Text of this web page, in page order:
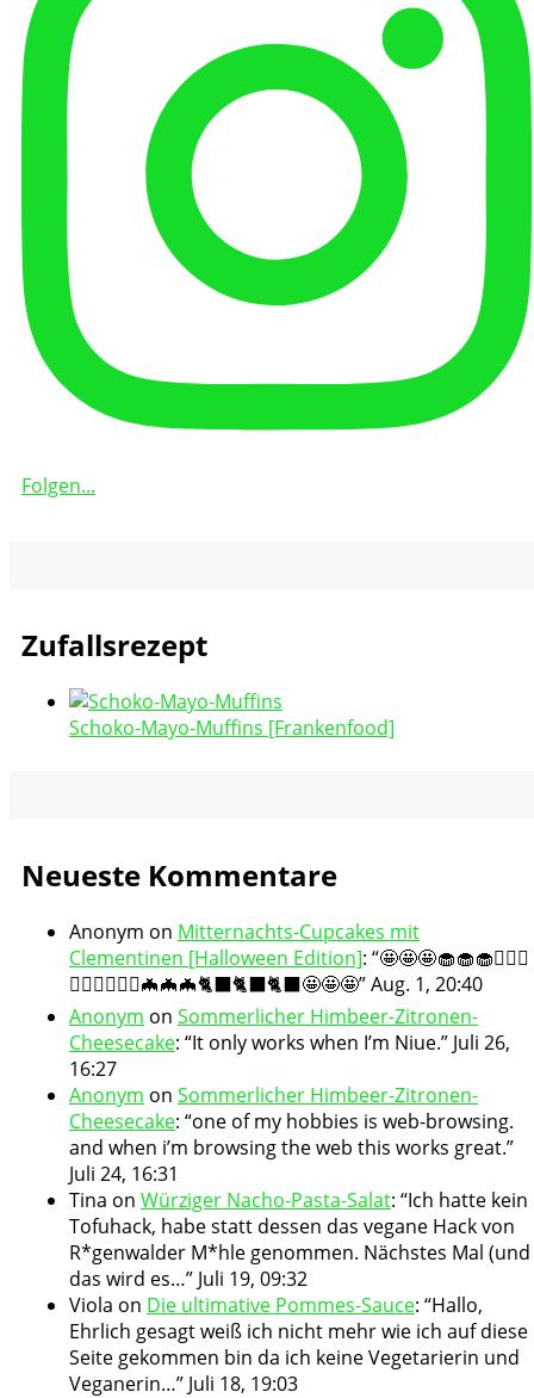
Folgen...
Zufallsrezept
Schoko-Mayo-Muffins [Frankenfood]
Neueste Kommentare
Anonym on Mitternachts-Cupcakes mit
Clementinen [Halloween Edition]: “🤩🤩🤩🧁🧁🧁🧛🏻‍♀️
🧛🏻‍♀️🧛🏻‍♀️🦇🦇🦇🐈‍⬛🐈‍⬛🐈‍⬛🤩🤩🤩”Aug. 1, 20:40
Anonym on Sommerlicher Himbeer-Zitronen-
Cheesecake: “It only works when I’m Niue.” Juli 26,
16:27
Anonym on Sommerlicher Himbeer-Zitronen-
Cheesecake: “one of my hobbies is web-browsing.
and when i’m browsing the web this works great.”
Juli 24, 16:31
Tina on Würziger Nacho-Pasta-Salat: “Ich hatte kein
Tofuhack, habe statt dessen das vegane Hack von
R*genwalder M*hle genommen. Nächstes Mal (und
das wird es…” Juli 19, 09:32
Viola on Die ultimative Pommes-Sauce: “Hallo,
Ehrlich gesagt weiß ich nicht mehr wie ich auf diese
Seite gekommen bin da ich keine Vegetarierin und
Veganerin…” Juli 18, 19:03